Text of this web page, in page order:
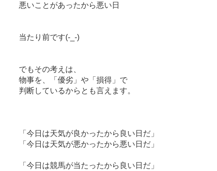
悪いことがあったから悪い日
当たり前です(-_-)
でもその考えは、
物事を、「優劣」や「損得」で
判断しているからとも言えます。
「今日は天気が良かったから良い日だ」
「今日は天気が悪かったから悪い日だ」
「今日は競馬が当たったから良い日だ」